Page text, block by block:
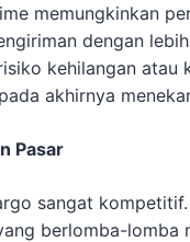
memungkinkan
dengan
kehilangan atau
akhirnya
Pasar
sangat
berlomba-lomba